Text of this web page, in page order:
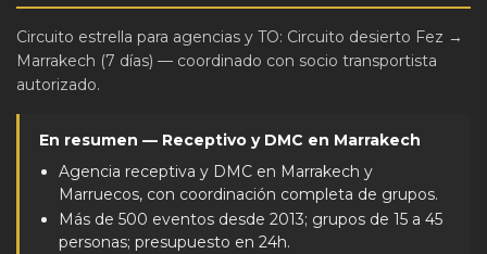
Circuito estrella para agencias y TO: Circuito desierto Fez →
Marrakech (7 días) — coordinado con socio transportista
autorizado.
En resumen — Receptivo y DMC en Marrakech
Agencia receptiva y DMC en Marrakech y
Marruecos, con coordinación completa de grupos.
Más de 500 eventos desde 2013; grupos de 15 a 45
personas; presupuesto en 24h.